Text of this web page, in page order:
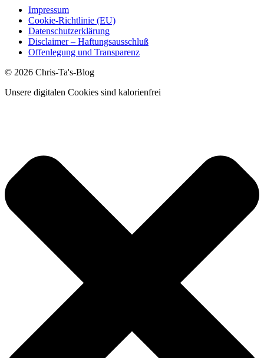
Impressum
Cookie-Richtlinie (EU)
Datenschutzerklärung
Disclaimer – Haftungsausschluß
Offenlegung und Transparenz
© 2026 Chris-Ta's-Blog
Unsere digitalen Cookies sind kalorienfrei